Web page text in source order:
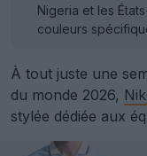
Nigeria et les
couleurs
À tout juste une
du monde 2026,
stylée dédiée aux